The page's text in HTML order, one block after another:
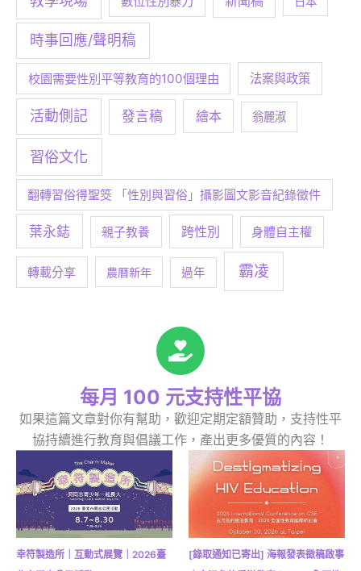
時事回應/聲明稿
校園需要性別平等教育的100個理由 法案與政策
活動側記 發言稿 繪本 翁麗淑
習俗文化
翻轉習俗得聖筊 「性別與習俗」攝影圖文影音紀錄徵件
葉永鋕 親子教養 跨性別 身體自主權
轉載分享 農曆新年 過年 霸凌
每月 100 元支持性平協
如果這篇文章對你有幫助，歡迎定期定額贊助，支持性平
協持續進行教育與倡議工作，產出更多優質的內容！
幸符製造所｜互動式展覽｜2026臺
[錄取通知已寄出] 海報發表徵稿啟事